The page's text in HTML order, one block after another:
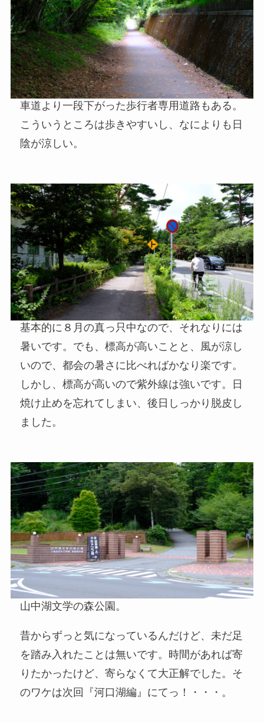
車道より一段下がった歩行者専用道路もある。
こういうところは歩きやすいし、なによりも日
陰が涼しい。
基本的に８月の真っ只中なので、それなりには
暑いです。でも、標高が高いことと、風が涼し
いので、都会の暑さに比べればかなり楽です。
しかし、標高が高いので紫外線は強いです。日
焼け止めを忘れてしまい、後日しっかり脱皮し
ました。
山中湖文学の森公園。
昔からずっと気になっているんだけど、未だ足
を踏み入れたことは無いです。時間があれば寄
りたかったけど、寄らなくて大正解でした。そ
のワケは次回『河口湖編』にてっ！・・・。